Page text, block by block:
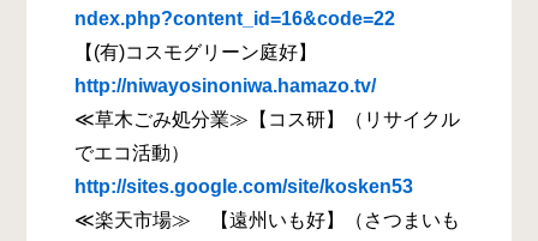
ndex.php?content_id=16&code=22
【(有)コスモグリーン庭好】
http://niwayosinoniwa.hamazo.tv/
≪草木ごみ処分業≫【コス研】（リサイクル
でエコ活動）
http://sites.google.com/site/kosken53
≪楽天市場≫ 【遠州いも好】（さつまいも